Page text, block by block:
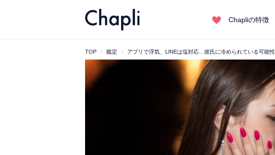
Chapliの特徴
TOP 鑑定 アプリで浮気、LINEは塩対応…彼氏に冷められている可能性